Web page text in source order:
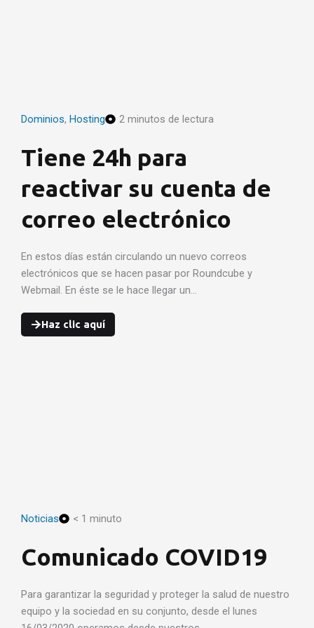
Dominios, Hosting 2 minutos de lectura
Tiene 24h para
reactivar su cuenta de
correo electrónico
En estos días están circulando un nuevo correos
electrónicos que se hacen pasar por Roundcube y
Webmail. En éste se le hace llegar un…
Haz clic aquí
Noticias < 1 minuto
Comunicado COVID19
Para garantizar la seguridad y proteger la salud de nuestro
equipo y la sociedad en su conjunto, desde el lunes